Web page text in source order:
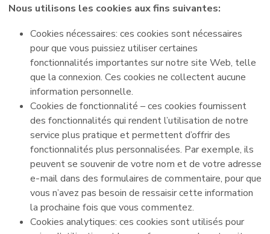
Nous utilisons les cookies aux fins suivantes:
Cookies nécessaires: ces cookies sont nécessaires
pour que vous puissiez utiliser certaines
fonctionnalités importantes sur notre site Web, telle
que la connexion. Ces cookies ne collectent aucune
information personnelle.
Cookies de fonctionnalité – ces cookies fournissent
des fonctionnalités qui rendent l’utilisation de notre
service plus pratique et permettent d’offrir des
fonctionnalités plus personnalisées. Par exemple, ils
peuvent se souvenir de votre nom et de votre adresse
e-mail dans des formulaires de commentaire, pour que
vous n’avez pas besoin de ressaisir cette information
la prochaine fois que vous commentez.
Cookies analytiques: ces cookies sont utilisés pour